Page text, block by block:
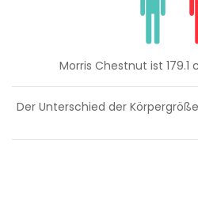
Morris Chestnut ist 179.1
Der Unterschied der